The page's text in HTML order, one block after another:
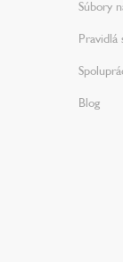
Súbory
Pravidlá
Blog